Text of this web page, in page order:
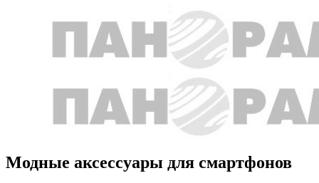
Модные аксессуары для смартфонов